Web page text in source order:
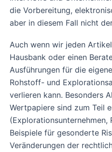
die Vorbereitung,
aber in diesem Fall nicht
Auch wenn wir jeden
Hausbank oder einen
Ausführungen für die
Rohstoff- und
verlieren kann. Besonders
Wertpapiere sind zum Teil
Beispiele für gesonderte
Veränderungen der